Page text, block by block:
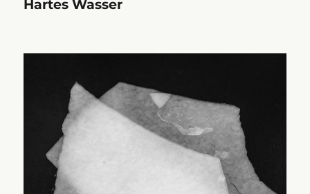
Andreas Trogisch
Hartes Wasser